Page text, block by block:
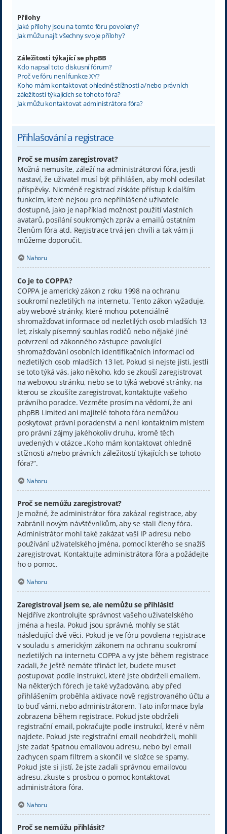
Přílohy
Jaké přílohy jsou na tomto fóru povoleny?
Jak můžu najít všechny svoje přílohy?
Záležitosti týkající se phpBB
Kdo napsal toto diskusní fórum?
Proč ve fóru není funkce XY?
Koho mám kontaktovat ohledně stížnosti a/nebo právních
záležitostí týkajících se tohoto fóra?
Jak můžu kontaktovat administrátora fóra?
Přihlašování a registrace
Proč se musím zaregistrovat?
Možná nemusíte, záleží na administrátorovi fóra, jestli
nastaví, že uživatel musí být přihlášen, aby mohl odesílat
příspěvky. Nicméně registrací získáte přístup k dalším
funkcím, které nejsou pro nepřihlášené uživatele
dostupné, jako je například možnost použití vlastních
avatarů, posílání soukromých zpráv a emailů ostatním
členům fóra atd. Registrace trvá jen chvíli a tak vám ji
můžeme doporučit.
Nahoru
Co je to COPPA?
COPPA je americký zákon z roku 1998 na ochranu
soukromí nezletilých na internetu. Tento zákon vyžaduje,
aby webové stránky, které mohou potenciálně
shromažďovat informace od nezletilých osob mladších 13
let, získaly písemný souhlas rodičů nebo nějaké jiné
potvrzení od zákonného zástupce povolující
shromažďování osobních identifikačních informací od
nezletilých osob mladších 13 let. Pokud si nejste jisti, jestli
se toto týká vás, jako někoho, kdo se zkouší zaregistrovat
na webovou stránku, nebo se to týká webové stránky, na
kterou se zkoušíte zaregistrovat, kontaktujte vašeho
právního poradce. Vezměte prosím na vědomí, že ani
phpBB Limited ani majitelé tohoto fóra nemůžou
poskytovat právní poradenství a není kontaktním místem
pro právní zájmy jakéhokoliv druhu, kromě těch
uvedených v otázce „Koho mám kontaktovat ohledně
stížnosti a/nebo právních záležitostí týkajících se tohoto
fóra?“.
Nahoru
Proč se nemůžu zaregistrovat?
Je možné, že administrátor fóra zakázal registrace, aby
zabránil novým návštěvníkům, aby se stali členy fóra.
Administrátor mohl také zakázat vaši IP adresu nebo
používání uživatelského jména, pomocí kterého se snažíš
zaregistrovat. Kontaktujte administrátora fóra a požádejte
ho o pomoc.
Nahoru
Zaregistroval jsem se, ale nemůžu se přihlásit!
Nejdříve zkontrolujte správnost vašeho uživatelského
jména a hesla. Pokud jsou správné, mohly se stát
následující dvě věci. Pokud je ve fóru povolena registrace
v souladu s americkým zákonem na ochranu soukromí
nezletilých na internetu COPPA a vy jste během registrace
zadali, že ještě nemáte třináct let, budete muset
postupovat podle instrukcí, které jste obdrželi emailem.
Na některých fórech je také vyžadováno, aby před
přihlášením proběhla aktivace nově registrovaného účtu a
to buď vámi, nebo administrátorem. Tato informace byla
zobrazena během registrace. Pokud jste obdrželi
registrační email, pokračujte podle instrukcí, které v něm
najdete. Pokud jste registrační email neobdrželi, mohli
jste zadat špatnou emailovou adresu, nebo byl email
zachycen spam filtrem a skončil ve složce se spamy.
Pokud jste si jistí, že jste zadali správnou emailovou
adresu, zkuste s prosbou o pomoc kontaktovat
administrátora fóra.
Nahoru
Proč se nemůžu přihlásit?